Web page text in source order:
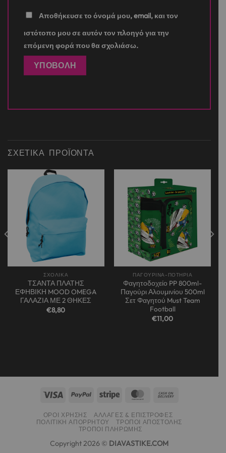
Αποθήκευσε το όνομά μου, email, και τον
ιστότοπο μου σε αυτόν τον πλοηγό για την
επόμενη φορά που θα σχολιάσω.
ΣΧΕΤΙΚΆ ΠΡΟΪΌΝΤΑ
Add to
wishlist
ΣΧΟΛΙΚΑ
ΤΣΑΝΤΑ ΠΛΑΤΗΣ
ΕΦΗΒΙΚΗ MOOD OMEGA
ΓΑΛΑΖΙΑ ΜΕ 2 ΘΗΚΕΣ
€8,80
Add to
wishlist
ΠΑΓΟΥΡΙΝΑ-ΠΟΤΗΡΙΑ
Φαγητοδοχείο PP 800ml-
Παγούρι Αλουμινίου 500ml
Σετ Φαγητού Must Team
Football
€11,00
ΌΡΟΙ ΧΡΉΣΗΣ
ΑΛΛΑΓΈΣ & ΕΠΙΣΤΡΟΦΈΣ
ΠΟΛΙΤΙΚΉ ΑΠΟΡΡΉΤΟΥ
ΤΡΌΠΟΙ ΑΠΟΣΤΟΛΉΣ
ΤΡΌΠΟΙ ΠΛΗΡΩΜΉΣ
Copyright 2026 © DIAVASTIKE.COM